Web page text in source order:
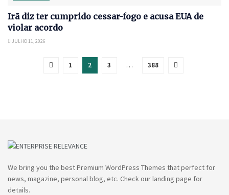
Irã diz ter cumprido cessar-fogo e acusa EUA de
violar acordo
JULHO 11, 2026
1 2 3 … 388
We bring you the best Premium WordPress Themes that perfect for
news, magazine, personal blog, etc. Check our landing page for
details.